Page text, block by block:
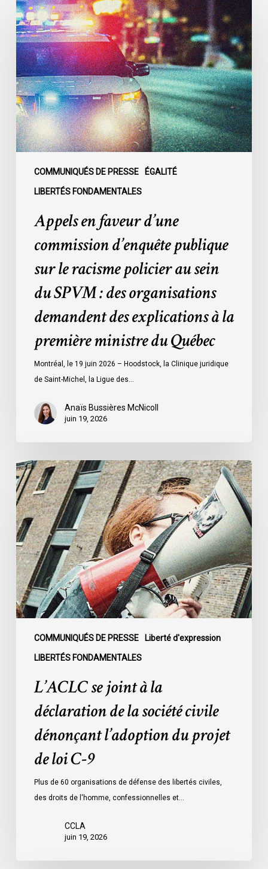
COMMUNIQUÉS DE PRESSE ÉGALITÉ
LIBERTÉS FONDAMENTALES
en
faveur
d’une
commission
d’enquête
publique
sur
le
racisme
policier
SPVM
organisations
explications
ministre
Québec
Appels en faveur d’une
commission d’enquête publique
sur le racisme policier au sein
du SPVM : des organisations
demandent des explications à la
première ministre du Québec
Montréal, le 19 juin 2026 – Hoodstock, la Clinique juridique
de Saint-Michel, la Ligue des…
Anaïs Bussières McNicoll
juin 19, 2026
COMMUNIQUÉS DE PRESSE Liberté d'expression
LIBERTÉS FONDAMENTALES
L’ACLC
se
joint
à
la
déclaration
de
la
société
civile
l’adoption
L’ACLC se joint à la
déclaration de la société civile
dénonçant l’adoption du projet
de loi C-9
Plus de 60 organisations de défense des libertés civiles,
des droits de l'homme, confessionnelles et…
CCLA
juin 19, 2026